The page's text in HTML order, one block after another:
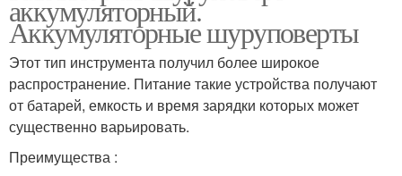
аккумуляторный.
Аккумуляторные шуруповерты
Этот тип инструмента получил более широкое
распространение. Питание такие устройства получают
от батарей, емкость и время зарядки которых может
существенно варьировать.
Преимущества :